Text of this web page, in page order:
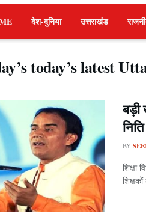
देश-दुनिया उत्तराखंड
today’s latest
बड़ी
BY
शिक्षा